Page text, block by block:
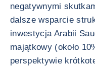
negatywnymi
dalsze wsparcie
inwestycja Arabii
majątkowy (około
perspektywie